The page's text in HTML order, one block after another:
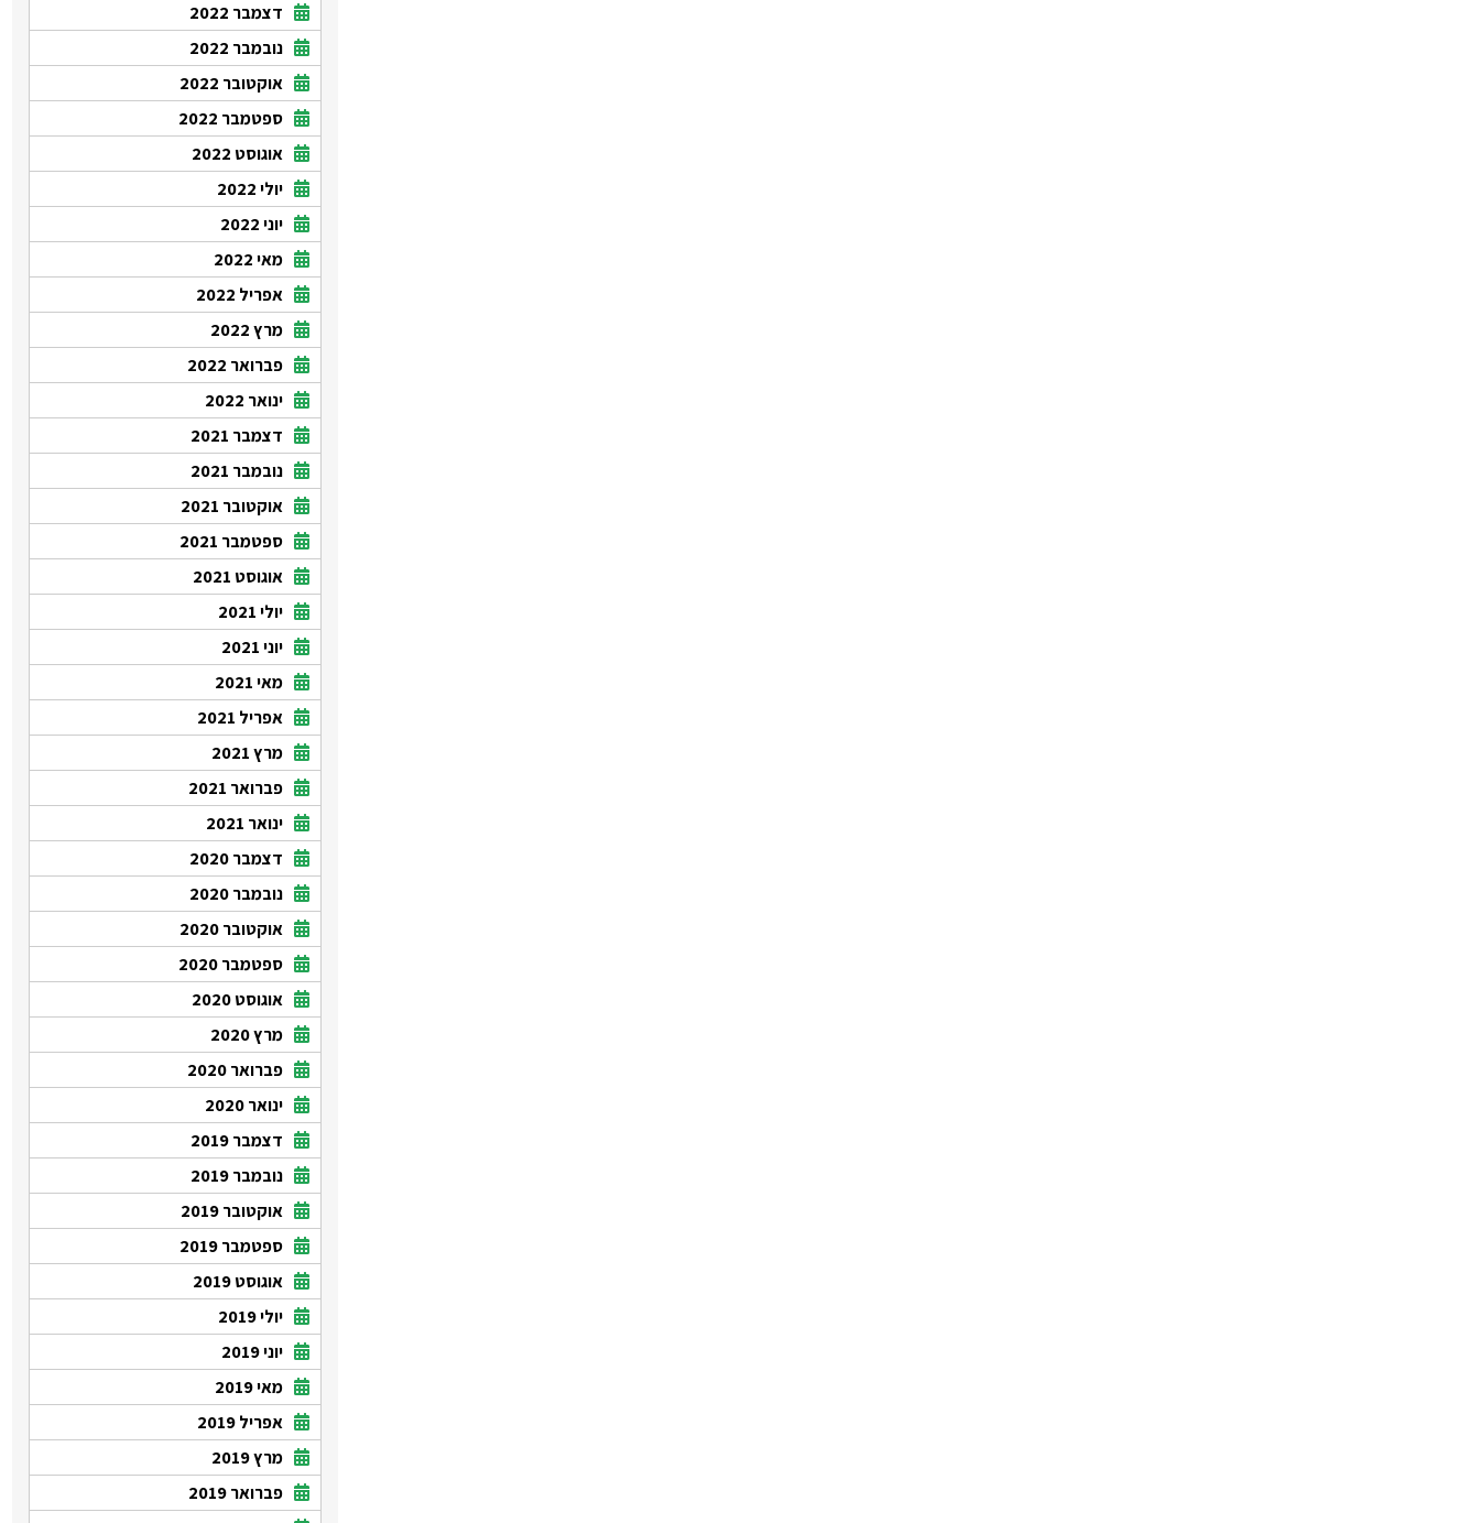
דצמבר 2022
נובמבר 2022
אוקטובר 2022
ספטמבר 2022
אוגוסט 2022
יולי 2022
יוני 2022
מאי 2022
אפריל 2022
מרץ 2022
פברואר 2022
ינואר 2022
דצמבר 2021
נובמבר 2021
אוקטובר 2021
ספטמבר 2021
אוגוסט 2021
יולי 2021
יוני 2021
מאי 2021
אפריל 2021
מרץ 2021
פברואר 2021
ינואר 2021
דצמבר 2020
נובמבר 2020
אוקטובר 2020
ספטמבר 2020
אוגוסט 2020
מרץ 2020
פברואר 2020
ינואר 2020
דצמבר 2019
נובמבר 2019
אוקטובר 2019
ספטמבר 2019
אוגוסט 2019
יולי 2019
יוני 2019
מאי 2019
אפריל 2019
מרץ 2019
פברואר 2019